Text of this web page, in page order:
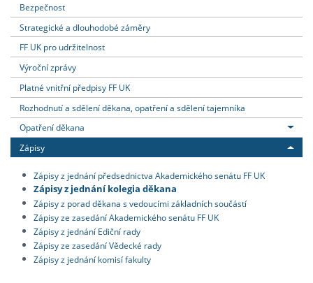
Bezpečnost
Strategické a dlouhodobé záměry
FF UK pro udržitelnost
Výroční zprávy
Platné vnitřní předpisy FF UK
Rozhodnutí a sdělení děkana, opatření a sdělení tajemníka
Opatření děkana
Zápisy
Zápisy z jednání předsednictva Akademického senátu FF UK
Zápisy z jednání kolegia děkana
Zápisy z porad děkana s vedoucími základních součástí
Zápisy ze zasedání Akademického senátu FF UK
Zápisy z jednání Ediční rady
Zápisy ze zasedání Vědecké rady
Zápisy z jednání komisí fakulty